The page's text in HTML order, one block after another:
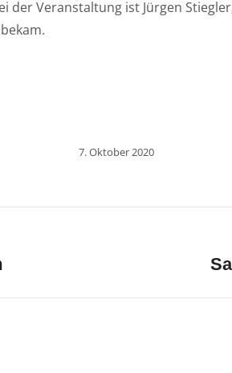
der Veranstaltung ist Jürgen
7. Oktober 2020